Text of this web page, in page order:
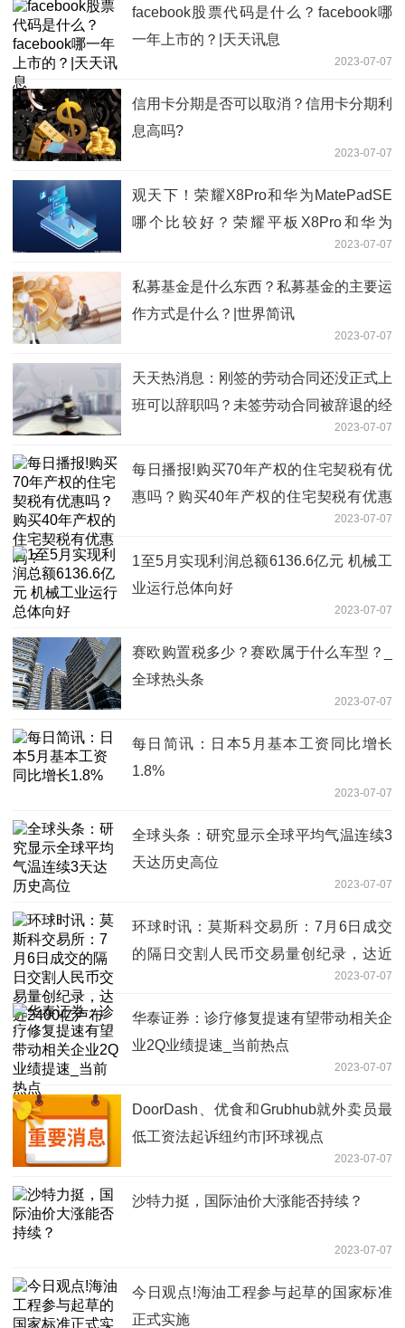
facebook股票代码是什么？facebook哪
一年上市的？|天天讯息
2023-07-07
信用卡分期是否可以取消？信用卡分期利
息高吗?
2023-07-07
观天下！荣耀X8Pro和华为MatePadSE
哪个比较好？荣耀平板X8Pro和华为
2023-07-07
私募基金是什么东西？私募基金的主要运
作方式是什么？|世界简讯
2023-07-07
天天热消息：刚签的劳动合同还没正式上
班可以辞职吗？未签劳动合同被辞退的经
2023-07-07
每日播报!购买70年产权的住宅契税有优
惠吗？购买40年产权的住宅契税有优惠
2023-07-07
1至5月实现利润总额6136.6亿元 机械工
业运行总体向好
2023-07-07
赛欧购置税多少？赛欧属于什么车型？_
全球热头条
2023-07-07
每日简讯：日本5月基本工资同比增长
1.8%
2023-07-07
全球头条：研究显示全球平均气温连续3
天达历史高位
2023-07-07
环球时讯：莫斯科交易所：7月6日成交
的隔日交割人民币交易量创纪录，达近
2023-07-07
华泰证券：诊疗修复提速有望带动相关企
业2Q业绩提速_当前热点
2023-07-07
DoorDash、优食和Grubhub就外卖员最
低工资法起诉纽约市|环球视点
2023-07-07
沙特力挺，国际油价大涨能否持续？
2023-07-07
今日观点!海油工程参与起草的国家标准
正式实施